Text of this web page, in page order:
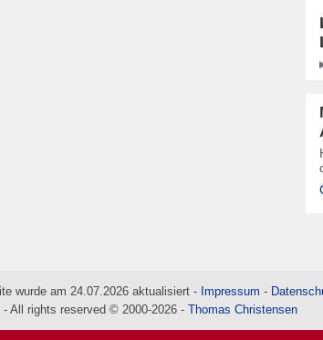
wurde am 24.07.2026 aktualisiert - Impressum -
All rights reserved © 2000-2026 - Thomas Christensen